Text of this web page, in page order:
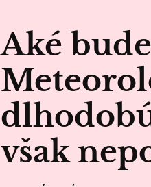
Aké
však